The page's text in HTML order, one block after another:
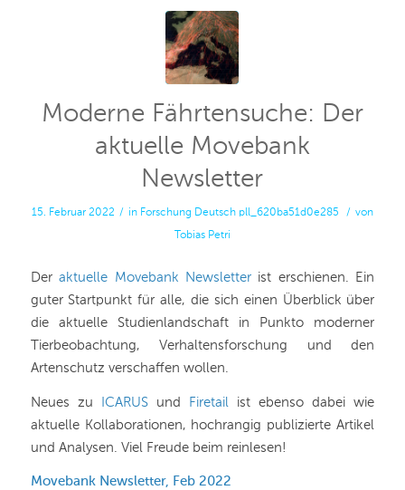
Moderne Fährtensuche: Der
aktuelle Movebank
Newsletter
15. Februar 2022 / in Forschung Deutsch pll_620ba51d0e285 / von
Tobias Petri
Deraktuelle Movebank Newsletter ist erschienen. Ein
guter Startpunkt für alle, die sich einen Überblick über
die aktuelle Studienlandschaft in Punkto moderner
Tierbeobachtung, Verhaltensforschung und den
Artenschutz verschaffen wollen.
Neues zu ICARUSund Firetail ist ebenso dabei wie
aktuelle Kollaborationen, hochrangig publizierte Artikel
und Analysen. Viel Freude beim reinlesen!
Movebank Newsletter, Feb 2022